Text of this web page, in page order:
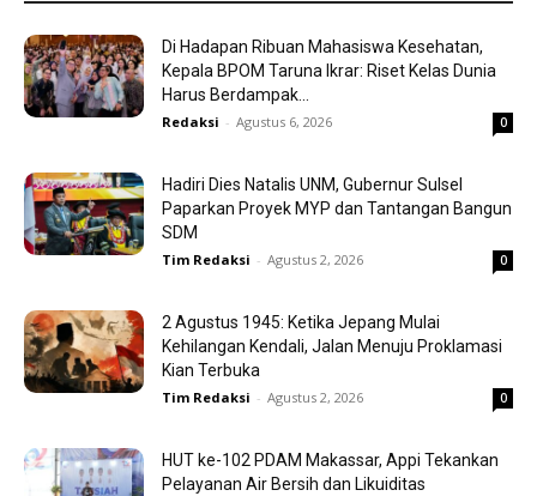
Di Hadapan Ribuan Mahasiswa Kesehatan,
Kepala BPOM Taruna Ikrar: Riset Kelas Dunia
Harus Berdampak...
Redaksi - Agustus 6, 2026 0
Hadiri Dies Natalis UNM, Gubernur Sulsel
Paparkan Proyek MYP dan Tantangan Bangun
SDM
Tim Redaksi - Agustus 2, 2026 0
2 Agustus 1945: Ketika Jepang Mulai
Kehilangan Kendali, Jalan Menuju Proklamasi
Kian Terbuka
Tim Redaksi - Agustus 2, 2026 0
HUT ke-102 PDAM Makassar, Appi Tekankan
Pelayanan Air Bersih dan Likuiditas